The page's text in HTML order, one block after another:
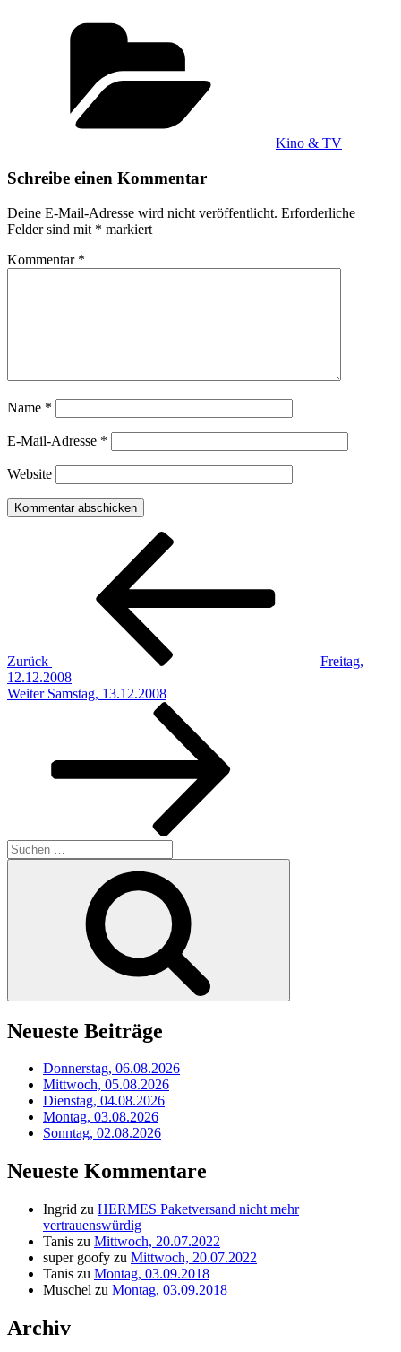
Kino & TV
Schreibe einen Kommentar
Deine E-Mail-Adresse wird nicht veröffentlicht. Erforderliche
Felder sind mit * markiert
Kommentar *
Name *
E-Mail-Adresse *
Website
Beitragsnavigation
Zurück
Freitag,
12.12.2008
Nächster
Weiter Samstag, 13.12.2008
Suchen
nach:
Neueste Beiträge
Donnerstag, 06.08.2026
Mittwoch, 05.08.2026
Dienstag, 04.08.2026
Montag, 03.08.2026
Sonntag, 02.08.2026
Neueste Kommentare
Ingrid zu HERMES Paketversand nicht mehr
vertrauenswürdig
Tanis zu Mittwoch, 20.07.2022
super goofy zu Mittwoch, 20.07.2022
Tanis zu Montag, 03.09.2018
Muschel zu Montag, 03.09.2018
Archiv